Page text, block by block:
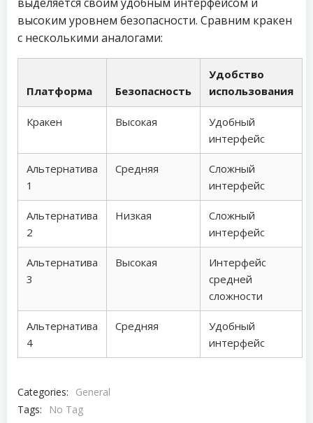
высоким уровнем безопасности. Сравним кракен
с несколькими аналогами:
Платформа Безопасность
Удобство
использования
Кракен Высокая
Удобный
интерфейс
Альтернатива
1
Средняя
Сложный
интерфейс
Альтернатива
2
Низкая
Сложный
интерфейс
Альтернатива
3
Высокая
Интерфейс
средней
сложности
Альтернатива
4
Средняя
Удобный
интерфейс
Categories:
General
Tags:
No Tag